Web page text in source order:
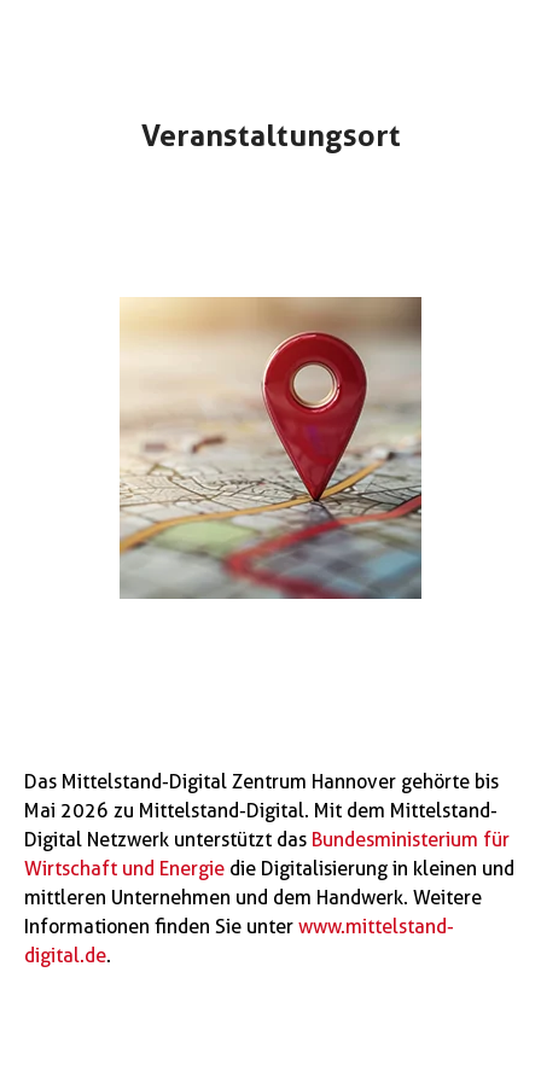
Veranstaltungsort
Das Mittelstand-Digital Zentrum Hannover gehörte bis
Mai 2026 zu Mittelstand-Digital. Mit dem Mittelstand-
Digital Netzwerk unterstützt das Bundesministerium für
Wirtschaft und Energie die Digitalisierung in kleinen und
mittleren Unternehmen und dem Handwerk. Weitere
Informationen finden Sie unter www.mittelstand-
digital.de.